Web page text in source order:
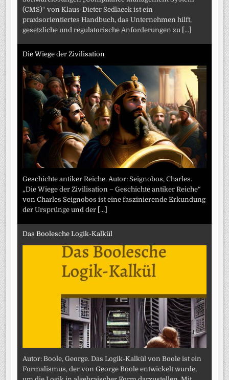
(CMS)“ von Klaus-Dieter Sedlacek ist ein
praxisorientiertes Handbuch, das Unternehmen hilft,
gesetzliche und regulatorische Anforderungen zu [...]
Die Wiege der Zivilisation
Geschichte antiker Reiche. Autor: Seignobos, Charles.
„Die Wiege der Zivilisation – Geschichte antiker Reiche“
von Charles Seignobos ist eine faszinierende Erkundung
der Ursprünge und der [...]
Das Boolesche Logik-Kalkül
Autor: Boole, George. Das Logik-Kalkül von Boole ist ein
Formalismus, der von George Boole entwickelt wurde,